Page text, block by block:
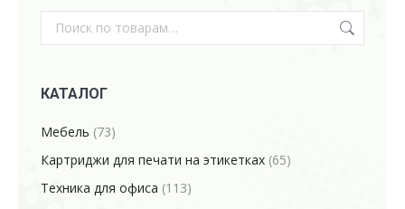
КАТАЛОГ
Мебель (73)
Картриджи для печати на этикетках (65)
Техника для офиса (113)